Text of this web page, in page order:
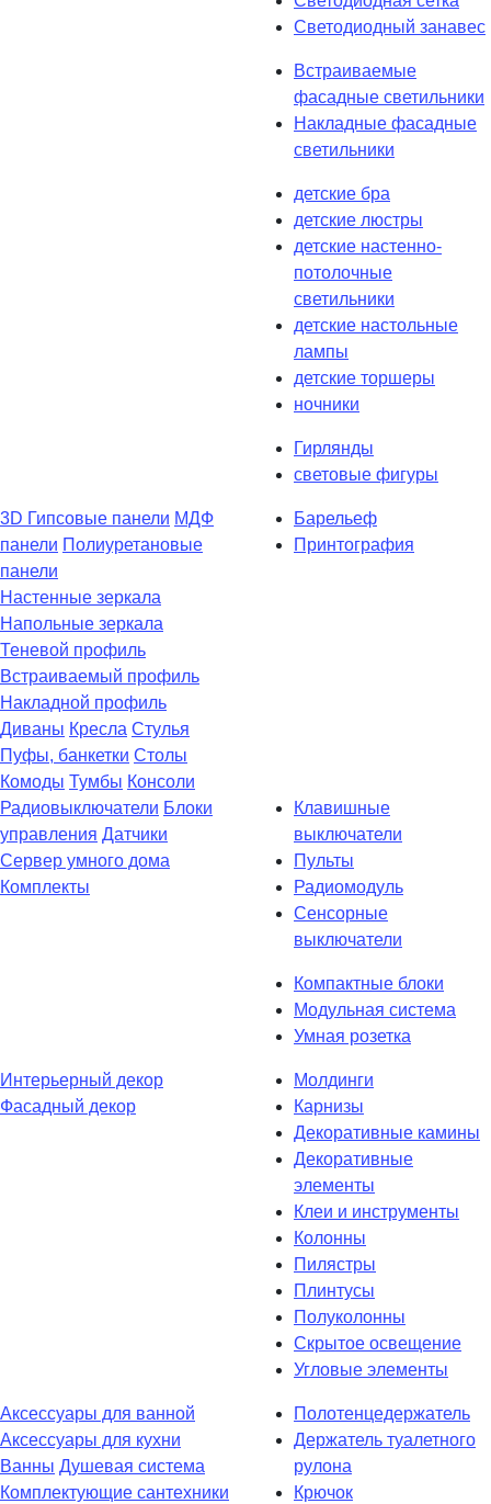
Светодиодный занавес
Встраиваемые
фасадные светильники
Накладные фасадные
светильники
детские бра
детские люстры
детские настенно-
потолочные
светильники
детские настольные
лампы
детские торшеры
ночники
Гирлянды
световые фигуры
3D Гипсовые панели МДФ
панели Полиуретановые
панели
Барельеф
Принтография
Настенные зеркала
Напольные зеркала
Теневой профиль
Встраиваемый профиль
Накладной профиль
Диваны Кресла Стулья
Пуфы, банкетки Столы
Комоды Тумбы Консоли
Радиовыключатели Блоки
управления Датчики
Сервер умного дома
Комплекты
Клавишные
выключатели
Пульты
Радиомодуль
Сенсорные
выключатели
Компактные блоки
Модульная система
Умная розетка
Интерьерный декор
Фасадный декор
Молдинги
Карнизы
Декоративные камины
Декоративные
элементы
Клеи и инструменты
Колонны
Пилястры
Плинтусы
Полуколонны
Скрытое освещение
Угловые элементы
Аксессуары для ванной
Аксессуары для кухни
Ванны Душевая система
Комплектующие сантехники
Полотенцедержатель
Держатель туалетного
рулона
Крючок